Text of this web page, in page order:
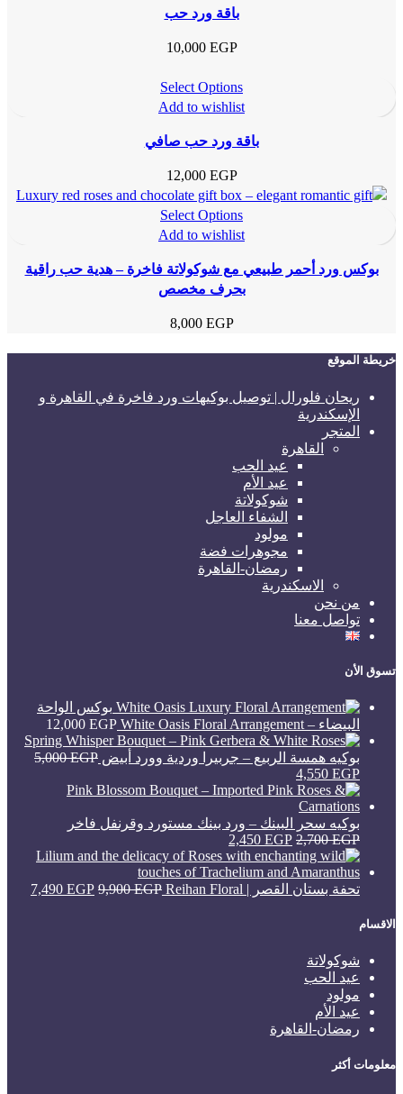
باقة ورد حب
10,000 EGP
Select Options
Add to wishlist
باقة ورد حب صافي
12,000 EGP
Select Options
Add to wishlist
بوكس ورد أحمر طبيعي مع شوكولاتة فاخرة – هدية حب راقية
بحرف مخصص
8,000 EGP
خريطة الموقع
ريحان فلورال | توصيل بوكيهات ورد فاخرة في القاهرة و
الإسكندرية
المتجر
القاهرة
عيد الحب
عيد الأم
شوكولاتة
الشفاء العاجل
مولود
مجوهرات فضة
رمضان-القاهرة
الاسكندرية
من نحن
تواصل معنا
تسوق الأن
بوكس الواحة
البيضاء – White Oasis Floral Arrangement
12,000 EGP
بوكيه همسة الربيع – جربيرا وردية وورد أبيض 5,000EGP
4,550 EGP
بوكيه سحر البينك – ورد بينك مستورد وقرنفل فاخر
2,700EGP
2,450 EGP
تحفة بستان القصر | Reihan Floral 9,900EGP
7,490 EGP
الاقسام
شوكولاتة
عيد الحب
مولود
عيد الأم
رمضان-القاهرة
معلومات أكثر